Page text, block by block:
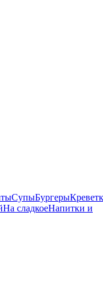
СупыБургеры
На сладкоеНапитки и